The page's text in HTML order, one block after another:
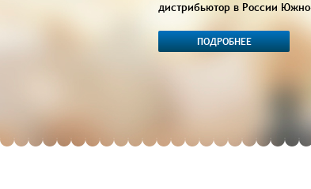
дистрибьютор в России
ПОДРОБНЕЕ